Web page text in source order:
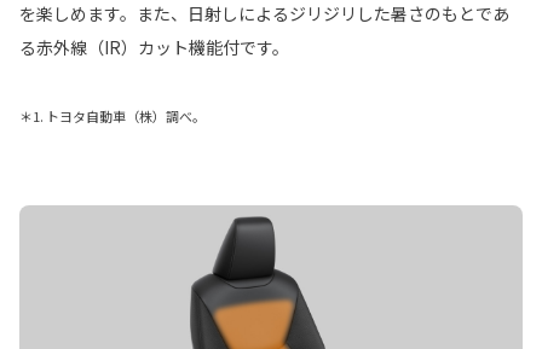
を楽しめます。また、日射しによるジリジリした暑さのもとであ
る赤外線（IR）カット機能付です。
＊1. トヨタ自動車（株）調べ。